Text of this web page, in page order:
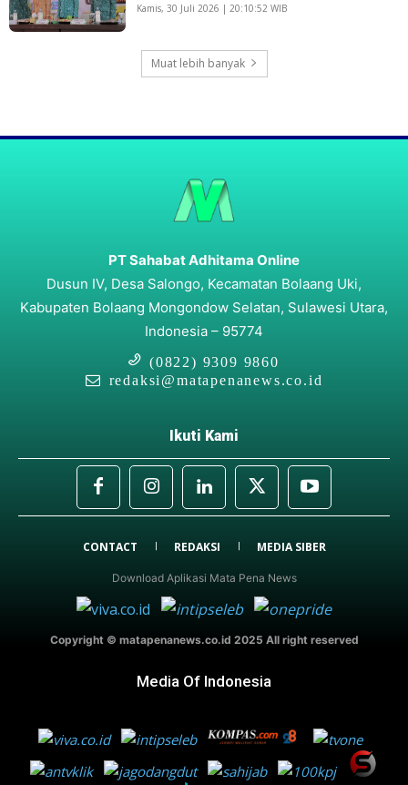
Kamis, 30 Juli 2026 | 20:10:52 WIB
Muat lebih banyak
PT Sahabat Adhitama Online
Dusun IV, Desa Salongo, Kecamatan Bolaang Uki,
Kabupaten Bolaang Mongondow Selatan, Sulawesi Utara,
Indonesia – 95774
(0822) 9309 9860
redaksi@matapenanews.co.id
Ikuti Kami
CONTACT REDAKSI MEDIA SIBER
Download Aplikasi Mata Pena News
Copyright © matapenanews.co.id 2025 All right reserved
Media Of Indonesia